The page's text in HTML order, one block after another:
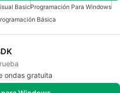
BasicProgramación Para Windows
Básica
ondas gratuita